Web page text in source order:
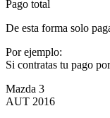
Pago total
De esta forma solo
Por ejemplo:
Si contratas tu pago
Mazda 3
AUT 2016